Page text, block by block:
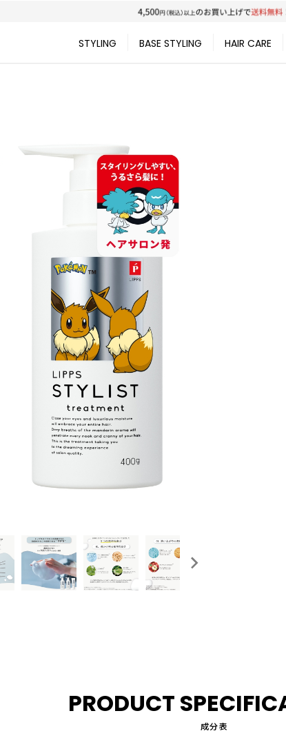
STYLING BASE STYLING HAIR CARE
PRODUCT
成分表